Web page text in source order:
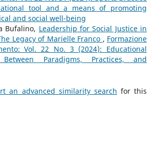
tool and a means of promoting
and social well-being
Bufalino, Leadership for Social Justice in
Legacy of Marielle Franco , Formazione
Vol. 22 No. 3 (2024): Educational
Between Paradigms, Practices, and
an advanced similarity search for this